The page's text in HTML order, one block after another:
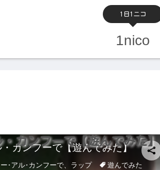
1日1ニコ
1nico
カンフーで【遊んでみた】